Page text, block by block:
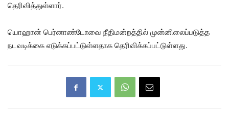
தெரிவித்துள்ளார்.
யொஹான் பெர்னாண்டோவை நீதிமன்றத்தில் முன்னிலைப்படுத்த
நடவடிக்கை எடுக்கப்பட்டுள்ளதாக தெரிவிக்கப்பட்டுள்ளது.